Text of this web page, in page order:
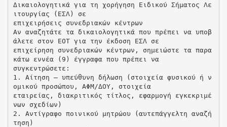
Δικαιολογητικά για τη χορήγηση Ειδικού Σήματος Λε
ιτουργίας (ΕΣΛ) σε
επιχειρήσεις συνεδριακών κέντρων
Αν αναζητάτε τα δικαιολογητικά που πρέπει να υποβ
άλετε στον ΕΟΤ για την έκδοση ΕΣΛ σε
επιχείρηση συνεδριακών κέντρων, σημειώστε τα παρα
κάτω εννέα (9) έγγραφα που πρέπει να
συγκεντρώσετε:
1. Αίτηση – υπεύθυνη δήλωση (στοιχεία φυσικού ή ν
ομικού προσώπου, ΑΦΜ/ΔΟΥ, στοιχεία
εταιρείας, διακριτικός τίτλος, εφαρμογή εγκεκριμέ
νων σχεδίων)
2. Αντίγραφο ποινικού μητρώου (αυτεπάγγελτη αναζή
τηση)